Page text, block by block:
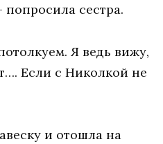
попросила сестра.
Я ведь вижу,
Если с Николкой не
и отошла на